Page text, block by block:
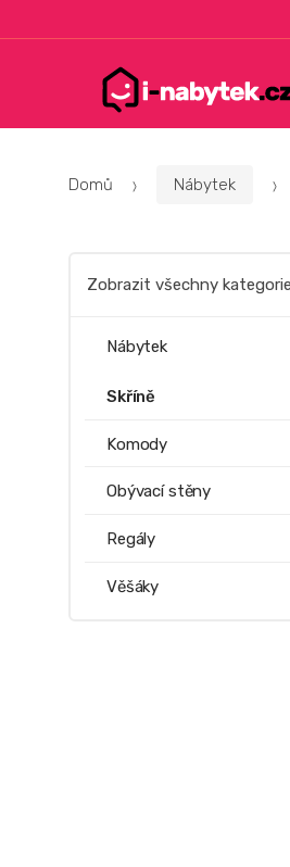
na
na
Domů Nábytek
Zobrazit všechny kategorie
Nábytek
Skříně
Komody
Obývací stěny
Regály
Věšáky